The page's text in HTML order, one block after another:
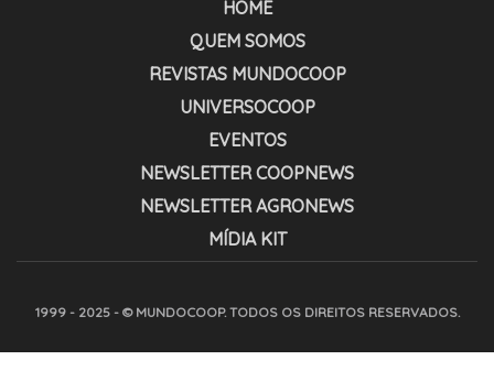
HOME
QUEM SOMOS
REVISTAS MUNDOCOOP
UNIVERSOCOOP
EVENTOS
NEWSLETTER COOPNEWS
NEWSLETTER AGRONEWS
MÍDIA KIT
1999 - 2025 - © MUNDOCOOP. TODOS OS DIREITOS RESERVADOS.